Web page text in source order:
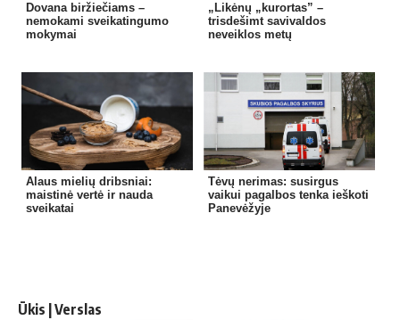
Dovana biržiečiams –
nemokami sveikatingumo
mokymai
„Likėnų „kurortas” –
trisdešimt savivaldos
neveiklos metų
Alaus mielių dribsniai:
maistinė vertė ir nauda
sveikatai
Tėvų nerimas: susirgus
vaikui pagalbos tenka ieškoti
Panevėžyje
Ūkis | Verslas